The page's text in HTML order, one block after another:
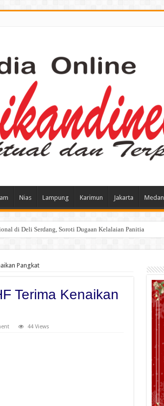
Nias Lampung Karimun Jakarta Medan
di Deli Serdang, Soroti Dugaan Kelalaian Panitia
Pangkat
Terima Kenaikan
44 Views